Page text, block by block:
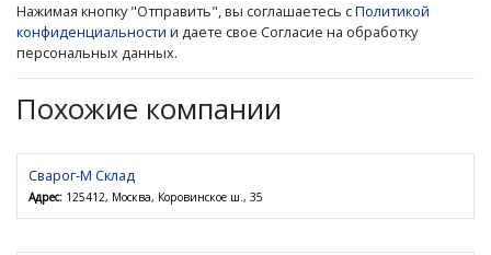
Нажимая кнопку "Отправить", вы соглашаетесь сПолитикой
конфиденциальности и даете свое Согласие на обработку
персональных данных.
Похожие компании
Сварог-М Склад
Адрес: 125412, Москва, Коровинское ш., 35